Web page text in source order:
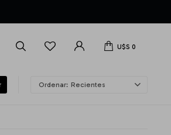
U$S 0
Recientes